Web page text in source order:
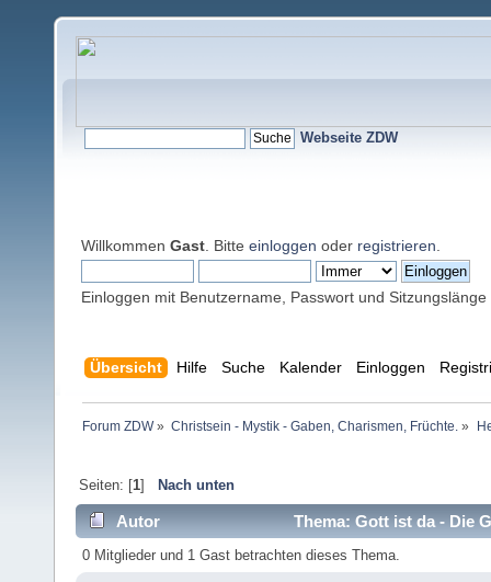
Webseite ZDW
Willkommen Gast . Bitte einloggen oder registrieren
Einloggen mit Benutzername, Passwort und Sitzungslänge
Übersicht Hilfe Suche Kalender Einloggen
Forum ZDW» Christsein - Mystik - Gaben, Charismen, Früchte. »
Seiten: [1] Nach unten
Autor Thema: Gott ist da - Die
0 Mitglieder und 1 Gast betrachten dieses Thema.